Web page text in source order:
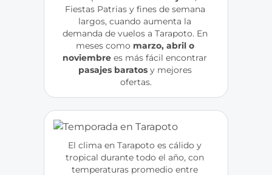
Fiestas Patrias y fines de semana
largos, cuando aumenta la
demanda de vuelos a Tarapoto. En
meses como marzo, abril o
noviembre
pasajes baratos y mejores
ofertas.
El clima en Tarapoto es cálido y
tropical durante todo el año, con